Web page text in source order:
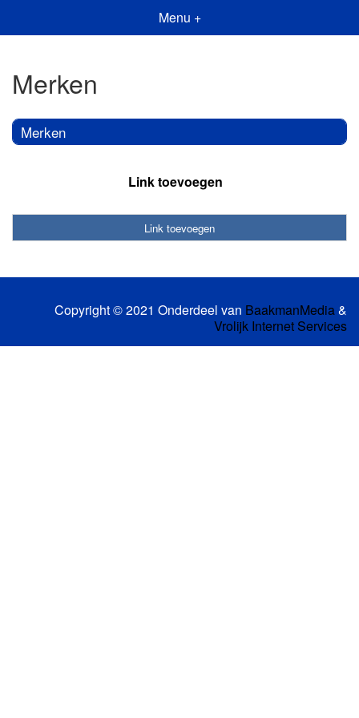
Menu +
Merken
Merken
Link toevoegen
Link toevoegen
Copyright © 2021 Onderdeel van BaakmanMedia&
Vrolijk Internet Services